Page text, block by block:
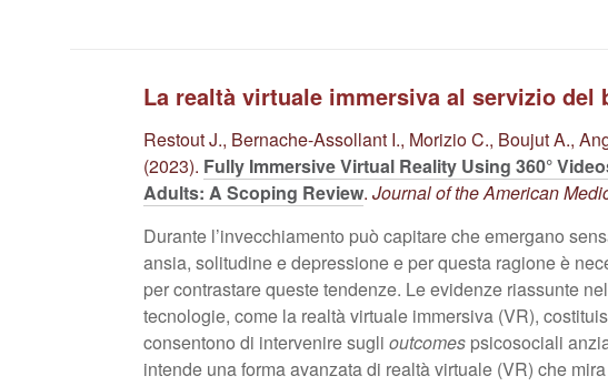
La realtà virtuale immersiva al servizio del
Restout J., Bernache-Assollant I., Morizio C., Boujut A.,
(2023). Fully Immersive Virtual Reality Using 360°
Adults: A Scoping Review.Journal of the American
Durante l’invecchiamento può capitare che emergano
ansia, solitudine e depressione e per questa ragione è
per contrastare queste tendenze. Le evidenze riassunte
tecnologie, come la realtà virtuale immersiva (VR),
consentono di intervenire suglioutcomes psicosociali
intende una forma avanzata di realtà virtuale (VR) che